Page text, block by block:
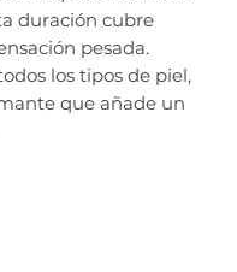
duración cubre
pesada.
los tipos de piel,
que añade un